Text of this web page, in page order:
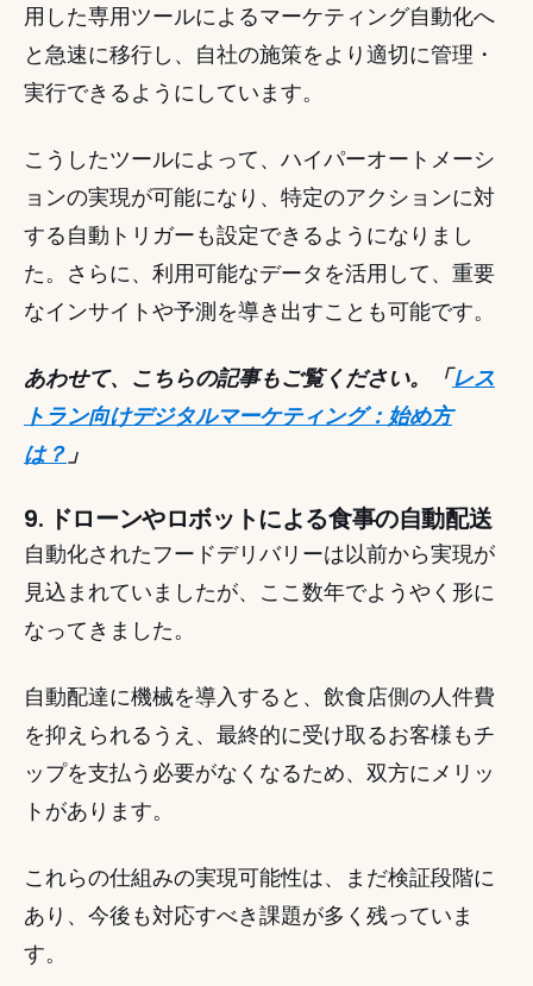
用した専用ツールによるマーケティング自動化へ
と急速に移行し、自社の施策をより適切に管理・
実行できるようにしています。
こうしたツールによって、ハイパーオートメーシ
ョンの実現が可能になり、特定のアクションに対
する自動トリガーも設定できるようになりまし
た。さらに、利用可能なデータを活用して、重要
なインサイトや予測を導き出すことも可能です。
あわせて、こちらの記事もご覧ください。「レス
トラン向けデジタルマーケティング：始め方
は？」
9. ドローンやロボットによる食事の自動配送
自動化されたフードデリバリーは以前から実現が
見込まれていましたが、ここ数年でようやく形に
なってきました。
自動配達に機械を導入すると、飲食店側の人件費
を抑えられるうえ、最終的に受け取るお客様もチ
ップを支払う必要がなくなるため、双方にメリッ
トがあります。
これらの仕組みの実現可能性は、まだ検証段階に
あり、今後も対応すべき課題が多く残っていま
す。